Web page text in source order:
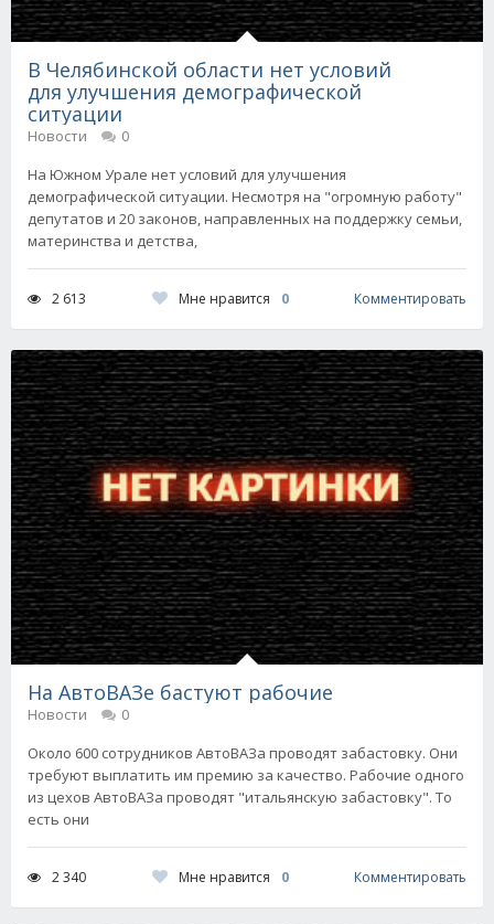
В Челябинской области нет условий
для улучшения демографической
ситуации
Новости
0
На Южном Урале нет условий для улучшения
демографической ситуации. Несмотря на "огромную работу"
депутатов и 20 законов, направленных на поддержку семьи,
материнства и детства,
2 613 Мне нравится 0 Комментировать
На АвтоВАЗе бастуют рабочие
Новости
0
Около 600 сотрудников АвтоВАЗа проводят забастовку. Они
требуют выплатить им премию за качество. Рабочие одного
из цехов АвтоВАЗа проводят "итальянскую забастовку". То
есть они
2 340 Мне нравится 0 Комментировать